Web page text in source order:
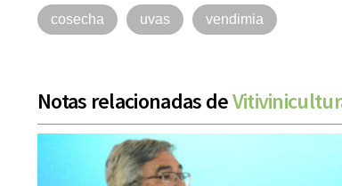
cosecha uvas vendimia
Notas relacionadas de